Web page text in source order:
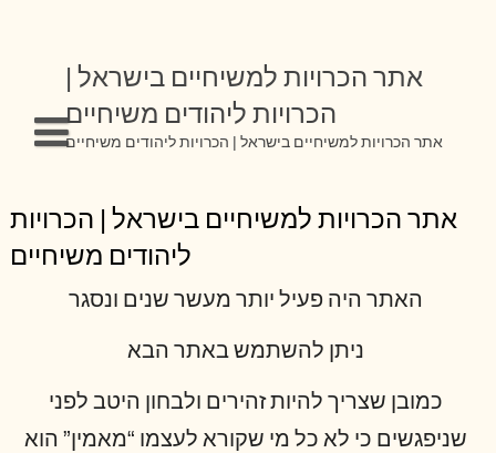
אתר הכרויות למשיחיים בישראל |
הכרויות ליהודים משיחיים
אתר הכרויות למשיחיים בישראל | הכרויות ליהודים משיחיים
אתר הכרויות למשיחיים בישראל | הכרויות
ליהודים משיחיים
האתר היה פעיל יותר מעשר שנים ונסגר
ניתן להשתמש באתר הבא
כמובן שצריך להיות זהירים ולבחון היטב לפני
שניפגשים כי לא כל מי שקורא לעצמו “מאמין” הוא